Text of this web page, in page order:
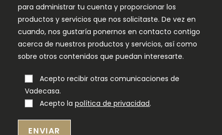
para administrar tu cuenta y proporcionar los
productos y servicios que nos solicitaste. De vez en
cuando, nos gustaría ponernos en contacto contigo
acerca de nuestros productos y servicios, así como
sobre otros contenidos que puedan interesarte.
Acepto recibir otras comunicaciones de
Vadecasa.
Acepto lapolítica de privacidad.